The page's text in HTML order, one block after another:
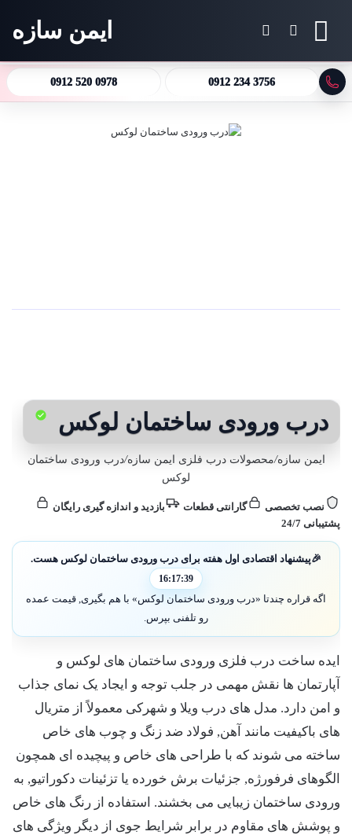
جستجو برای ایمن سازه
0912 520 0978 0912 234 3756
درب ورودی ساختمان لوکس
ایمن سازه/محصولات درب فلزی ایمن سازه/درب ورودی ساختمان
لوکس
نصب تخصصی گارانتی قطعات
بازدید و اندازه گیری رایگان
پشتیبانی 24/7
16:17:38
🎉پیشنهاد اقتصادی اول هفته برای درب ورودی ساختمان لوکس هست.
اگه قراره چندتا «درب ورودی ساختمان لوکس» با هم بگیری, قیمت عمده
رو تلفنی بپرس.
ایده ساخت درب فلزی ورودی ساختمان های لوکس و
آپارتمان ها نقش مهمی در جلب توجه و ایجاد یک نمای جذاب
و امن دارد. مدل های درب ویلا و شهرکی معمولاً از متریال
های باکیفیت مانند آهن, فولاد ضد زنگ و چوب های خاص
ساخته می شوند که با طراحی های خاص و پیچیده ای همچون
الگوهای فرفورژه, جزئیات برش خورده یا تزئینات دکوراتیو, به
ورودی ساختمان زیبایی می بخشند. استفاده از رنگ های خاص
و پوشش های مقاوم در برابر شرایط جوی از دیگر ویژگی های